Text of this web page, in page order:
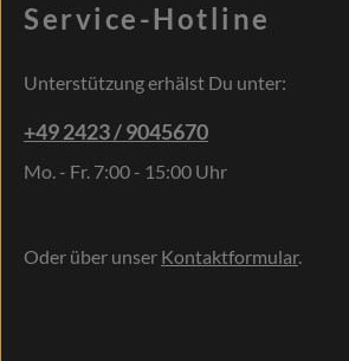
Service-Hotline
Unterstützung erhälst Du unter:
+49 2423 / 9045670
Mo. - Fr. 7:00 - 15:00 Uhr
Oder über unser Kontaktformular.